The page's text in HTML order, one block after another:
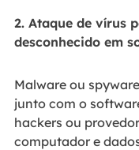
2. Ataque de vírus
desconhecido em
Malware ou
junto com o
hackers ou
computador e